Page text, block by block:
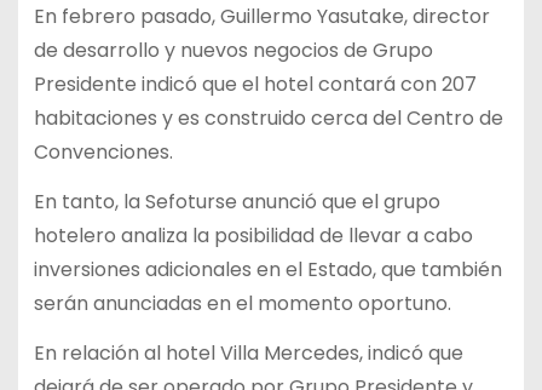
En febrero pasado, Guillermo Yasutake, director
de desarrollo y nuevos negocios de Grupo
Presidente indicó que el hotel contará con 207
habitaciones y es construido cerca del Centro de
Convenciones.
En tanto, la Sefoturse anunció que el grupo
hotelero analiza la posibilidad de llevar a cabo
inversiones adicionales en el Estado, que también
serán anunciadas en el momento oportuno.
En relación al hotel Villa Mercedes, indicó que